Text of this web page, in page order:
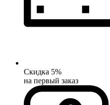
Скидка 5%
на первый заказ